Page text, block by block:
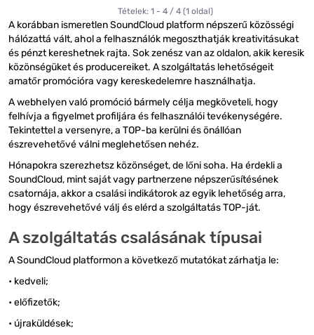
Tételek: 1 - 4 / 4 (1 oldal)
A korábban ismeretlen SoundCloud platform népszerű közösségi
hálózattá vált, ahol a felhasználók megoszthatják kreativitásukat
és pénzt kereshetnek rajta. Sok zenész van az oldalon, akik keresik
közönségüket és producereiket. A szolgáltatás lehetőségeit
amatőr promócióra vagy kereskedelemre használhatja.
A webhelyen való promóció bármely célja megköveteli, hogy
felhívja a figyelmet profiljára és felhasználói tevékenységére.
Tekintettel a versenyre, a TOP-ba kerülni és önállóan
észrevehetővé válni meglehetősen nehéz.
Hónapokra szerezhetsz közönséget, de lőni soha. Ha érdekli a
SoundCloud, mint saját vagy partnerzene népszerűsítésének
csatornája, akkor a csalási indikátorok az egyik lehetőség arra,
hogy észrevehetővé válj és elérd a szolgáltatás TOP-ját.
A szolgáltatás csalásának típusai
A SoundCloud platformon a következő mutatókat zárhatja le:
• kedveli;
• előfizetők;
• újraküldések;